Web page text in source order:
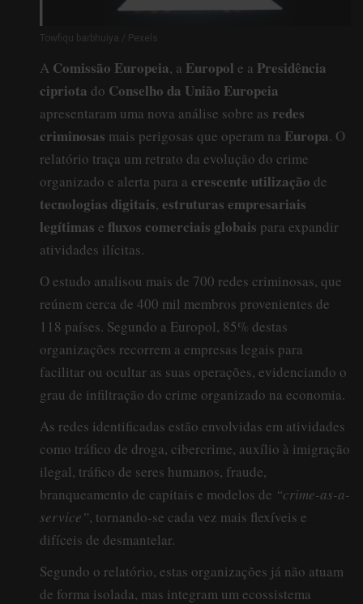
Towfiqu barbhuiya / Pexels
A Comissão Europeia, a Europol e a Presidência
cipriota do Conselho da União Europeia
apresentaram uma nova análise sobre as redes
criminosas mais perigosas que operam na Europa. O
relatório traça um retrato da evolução do crime
organizado e alerta para a crescente utilização de
tecnologias digitais, estruturas empresariais
legítimas e fluxos comerciais globais para expandir
atividades ilícitas.
O estudo analisou mais de 700 redes criminosas, que
reúnem cerca de 400 mil membros provenientes de
118 países. Segundo a Europol, 85% destas
organizações recorrem a empresas legais para
facilitar ou ocultar as suas operações, evidenciando o
grau de infiltração do crime organizado na economia.
As redes identificadas estão envolvidas em atividades
como tráfico de droga, cibercrime, auxílio à imigração
ilegal, tráfico de seres humanos, fraude,
branqueamento de capitais e modelos de “crime-as-a-
service”, tornando-se cada vez mais flexíveis e
difíceis de desmantelar.
Segundo o relatório, estas organizações já não atuam
de forma isolada, mas integram um ecossistema